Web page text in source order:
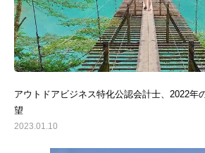
アウトドアビジネス特化公認会計士、2022年
望
2023.01.10